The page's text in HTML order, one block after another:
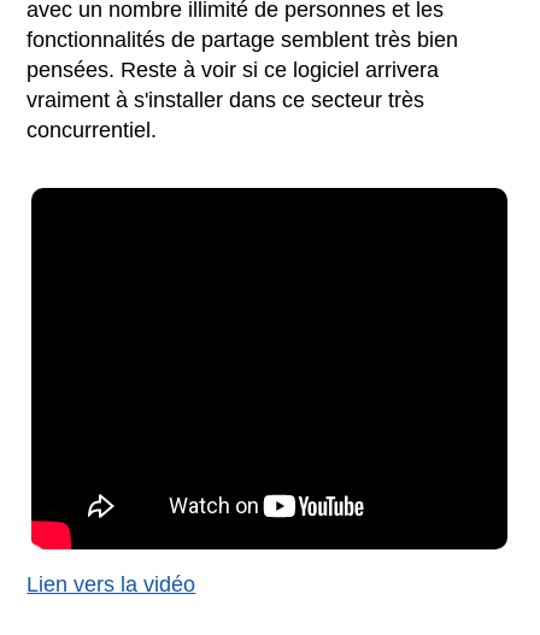
avec un nombre illimité de personnes et les
fonctionnalités de partage semblent très bien
pensées. Reste à voir si ce logiciel arrivera
vraiment à s'installer dans ce secteur très
concurrentiel.
Lien vers la vidéo